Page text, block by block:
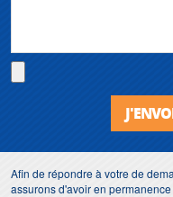
Afin de répondre à votre de
assurons d'avoir en